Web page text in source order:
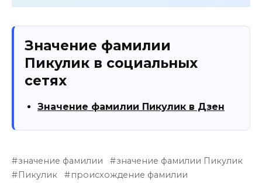
Значение фамилии
Пикулик в социальных
сетях
Значение фамилии Пикулик в Дзен
значение фамилии
значение фамилии Пикулик
Пикулик
происхождение фамилии